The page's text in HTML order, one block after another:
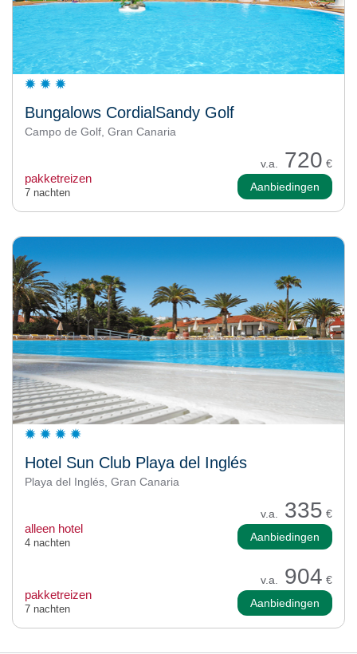
Bungalows CordialSandy Golf
Campo de Golf, Gran Canaria
v.a. 720 €
pakketreizen
7 nachten Aanbiedingen
Hotel Sun Club Playa del Inglés
Playa del Inglés, Gran Canaria
v.a. 335 €
alleen hotel
4 nachten Aanbiedingen
v.a. 904 €
pakketreizen
7 nachten Aanbiedingen